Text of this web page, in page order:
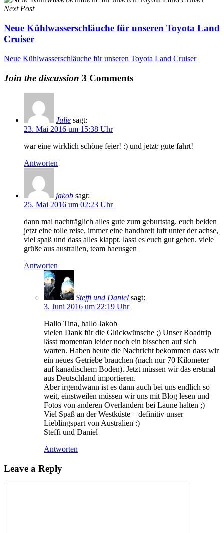
Next Post
Neue Kühlwasserschläuche für unseren Toyota Land
Cruiser
Neue Kühlwasserschläuche für unseren Toyota Land Cruiser
Join the discussion 3 Comments
Julie sagt:
23. Mai 2016 um 15:38 Uhr
war eine wirklich schöne feier! :) und jetzt: gute fahrt!
Antworten
jakob sagt:
25. Mai 2016 um 02:23 Uhr
dann mal nachträglich alles gute zum geburtstag. euch beiden
jetzt eine tolle reise, immer eine handbreit luft unter der achse,
viel spaß und dass alles klappt. lasst es euch gut gehen. viele
grüße aus australien, team haeusgen
Antworten
Steffi und Daniel sagt:
3. Juni 2016 um 22:19 Uhr
Hallo Tina, hallo Jakob
vielen Dank für die Glückwünsche ;) Unser Roadtrip
lässt momentan leider noch ein bisschen auf sich
warten. Haben heute die Nachricht bekommen dass wir
ein neues Getriebe brauchen (nach nur 70 Kilometer
auf kanadischem Boden). Jetzt müssen wir das erstmal
aus Deutschland importieren.
Aber irgendwann ist es dann auch bei uns endlich so
weit, einstweilen müssen wir uns mit Blog lesen und
Fotos von anderen Overlandern bei Laune halten ;)
Viel Spaß an der Westküste – definitiv unser
Lieblingspart von Australien :)
Steffi und Daniel
Antworten
Leave a Reply